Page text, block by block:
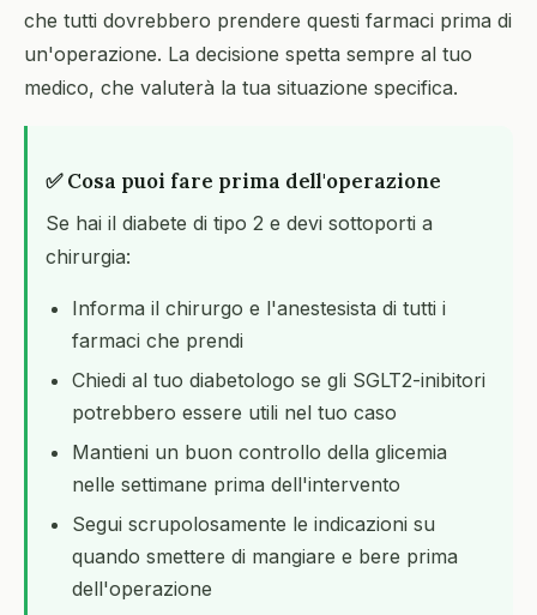
che tutti dovrebbero prendere questi farmaci prima di
un'operazione. La decisione spetta sempre al tuo
medico, che valuterà la tua situazione specifica.
✅ Cosa puoi fare prima dell'operazione
Se hai il diabete di tipo 2 e devi sottoporti a
chirurgia:
Informa il chirurgo e l'anestesista di tutti i
farmaci che prendi
Chiedi al tuo diabetologo se gli SGLT2-inibitori
potrebbero essere utili nel tuo caso
Mantieni un buon controllo della glicemia
nelle settimane prima dell'intervento
Segui scrupolosamente le indicazioni su
quando smettere di mangiare e bere prima
dell'operazione